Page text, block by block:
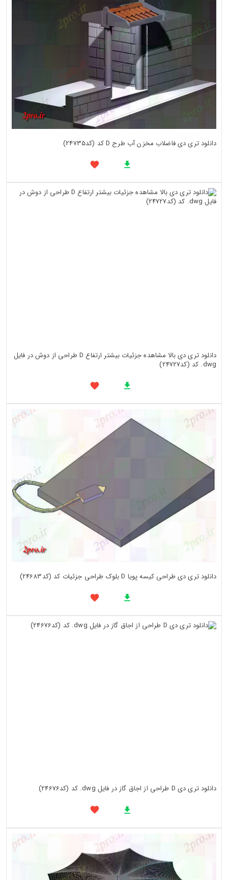
دانلود تری دی فاضلاب مخزن آب طرح D کد (کد24735)
دانلود تری دی بالا مشاهده جزئیات بیشتر ارتفاع D طراحی از دوش در فایل
dwg. کد (کد24727)
دانلود تری دی طراحی کیسه پویا D بلوک طراحی جزئیات کد (کد24683)
دانلود تری دی D طراحی از اجاق گاز در فایل dwg. کد (کد24676)